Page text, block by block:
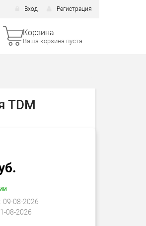
Вход Регистрация
Корзина
Ваша корзина пуста
TDM
09-08-2026
08-2026